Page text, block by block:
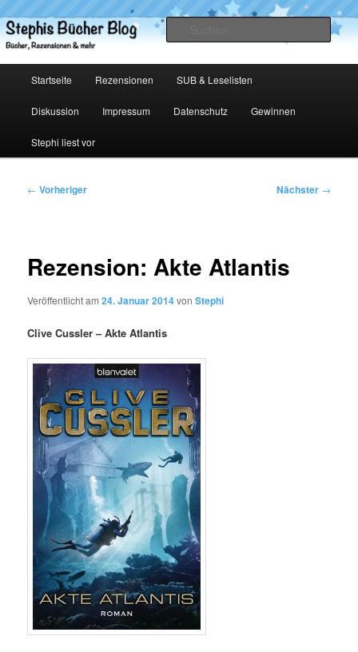
primären
Inhalt
Stephis Bücher Blog
Startseite Rezensionen SUB & Leselisten
Diskussion Impressum Datenschutz Gewinnen
Stephi liest vor
Beitragsnavigation
← Vorheriger Nächster →
Rezension: Akte Atlantis
Veröffentlicht am24. Januar 2014vonStephi
Clive Cussler – Akte Atlantis